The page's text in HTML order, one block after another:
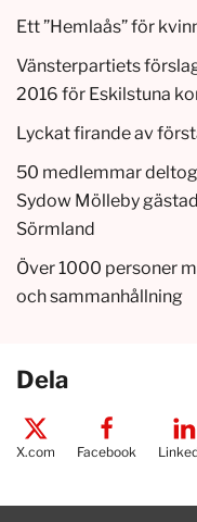
Ett ”Hemlaås” för
Vänsterpartiets
2016 för Eskilstuna
Lyckat firande av
50 medlemmar
Sydow Mölleby
Sörmland
Över 1000 personer
och sammanhållning
Dela
X.com Facebook